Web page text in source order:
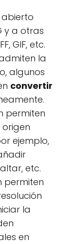
y a otras
GIF, etc.
la
algunos
convertir
permiten
origen
ejemplo,
etc.
permiten
la
en